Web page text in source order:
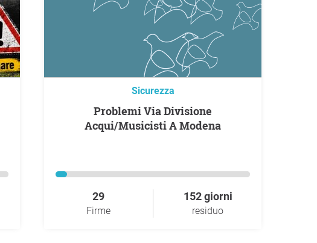
Sicurezza
Problemi Via Divisione
Acqui/Musicisti A Modena
29
Firme
152 giorni
residuo